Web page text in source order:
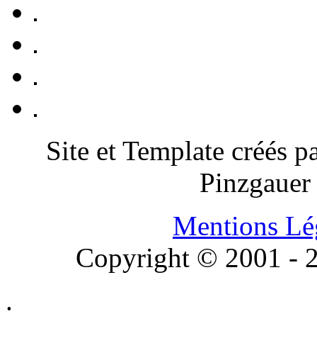
Site et Template créés
Mentions
Copyright © 2001 -
.